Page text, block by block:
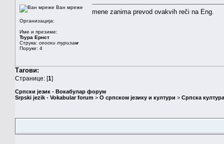
Ван мреже
Организација:
Име и презиме:
Ђура Ернст
Струка: сеоски туризам
Поруке: 4
mene zanima prevod ovakvih reči na Eng.
Тагови:
Странице: [1]
Српски језик - Вокабулар форум
Srpski jezik - Vokabular forum > О српском језику и култури > Српска